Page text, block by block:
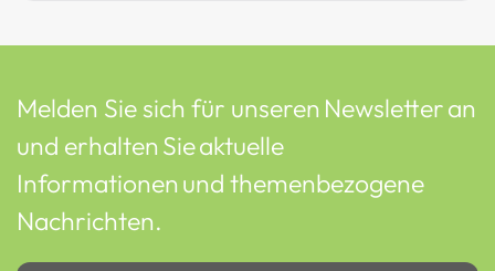
Melden Sie sich für unseren Newsletter an
und erhalten Sie aktuelle
Informationen und themenbezogene
Nachrichten.